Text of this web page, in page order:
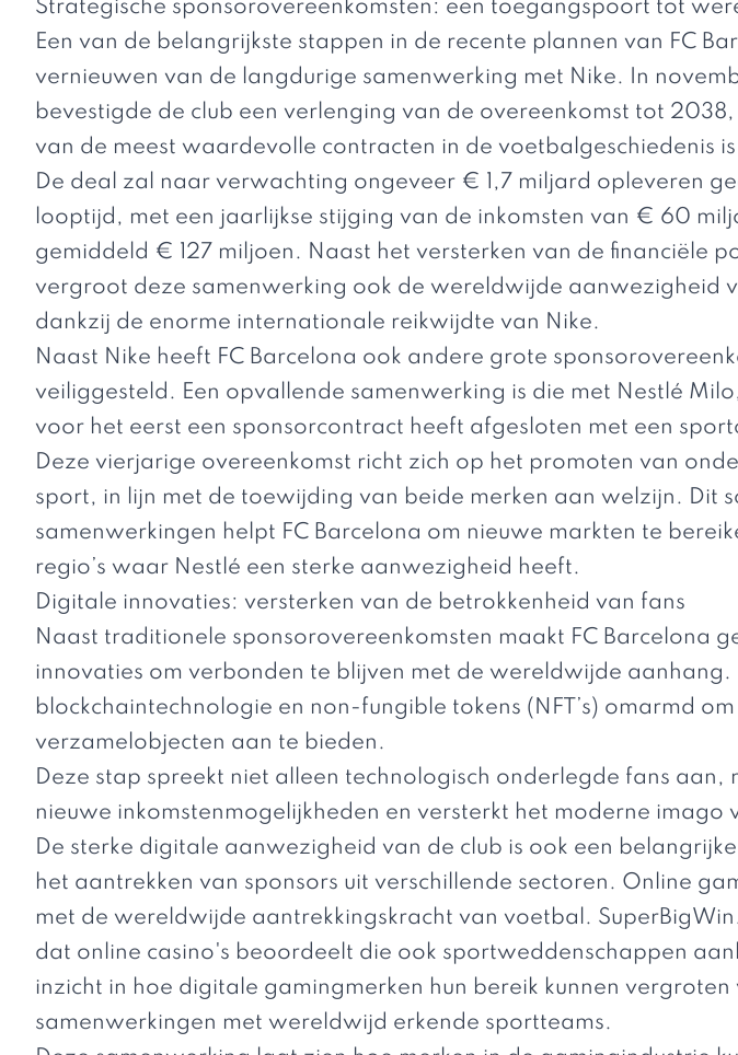
Strategische sponsorovereenkomsten: een toegangspoort tot
Een van de belangrijkste stappen in de recente plannen van FC
vernieuwen van de langdurige samenwerking met Nike. In
bevestigde de club een verlenging van de overeenkomst tot
van de meest waardevolle contracten in de voetbalgeschiedenis
De deal zal naar verwachting ongeveer € 1,7 miljard opleveren
looptijd, met een jaarlijkse stijging van de inkomsten van € 60
gemiddeld € 127 miljoen. Naast het versterken van de financiële
vergroot deze samenwerking ook de wereldwijde aanwezigheid
dankzij de enorme internationale reikwijdte van Nike.
Naast Nike heeft FC Barcelona ook andere grote
veiliggesteld. Een opvallende samenwerking is die met Nestlé
voor het eerst een sponsorcontract heeft afgesloten met een
Deze vierjarige overeenkomst richt zich op het promoten van
sport, in lijn met de toewijding van beide merken aan welzijn. Dit
samenwerkingen helpt FC Barcelona om nieuwe markten te
regio’s waar Nestlé een sterke aanwezigheid heeft.
Digitale innovaties: versterken van de betrokkenheid van fans
Naast traditionele sponsorovereenkomsten maakt FC Barcelona
innovaties om verbonden te blijven met de wereldwijde aanhang.
blockchaintechnologie en non-fungible tokens (NFT’s) omarmd
verzamelobjecten aan te bieden.
Deze stap spreekt niet alleen technologisch onderlegde fans aan,
nieuwe inkomstenmogelijkheden en versterkt het moderne imago
De sterke digitale aanwezigheid van de club is ook een
het aantrekken van sponsors uit verschillende sectoren. Online
met de wereldwijde aantrekkingskracht van voetbal.
dat online casino's beoordeelt die ook sportweddenschappen
inzicht in hoe digitale gamingmerken hun bereik kunnen vergroten
samenwerkingen met wereldwijd erkende sportteams.